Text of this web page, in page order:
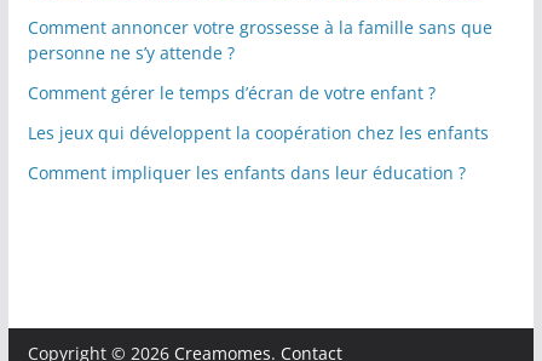
Comment annoncer votre grossesse à la famille sans que
personne ne s’y attende ?
Comment gérer le temps d’écran de votre enfant ?
Les jeux qui développent la coopération chez les enfants
Comment impliquer les enfants dans leur éducation ?
Copyright © 2026 Creamomes. Contact